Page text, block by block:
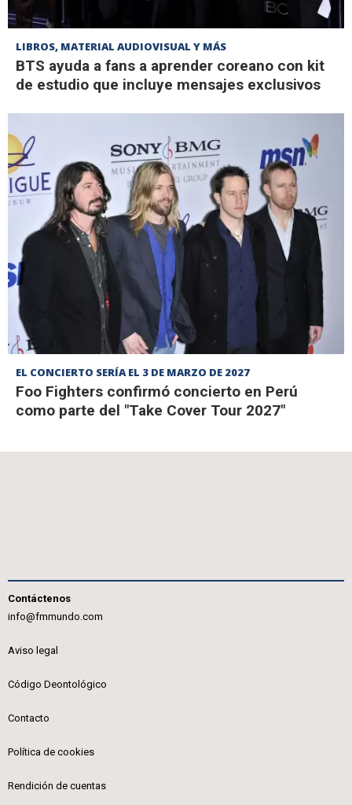
LIBROS, MATERIAL AUDIOVISUAL Y MÁS
BTS ayuda a fans a aprender coreano con kit
de estudio que incluye mensajes exclusivos
EL CONCIERTO SERÍA EL 3 DE MARZO DE 2027
Foo Fighters confirmó concierto en Perú
como parte del "Take Cover Tour 2027"
Contáctenos
info@fmmundo.com
Aviso legal
Código Deontológico
Contacto
Política de cookies
Rendición de cuentas